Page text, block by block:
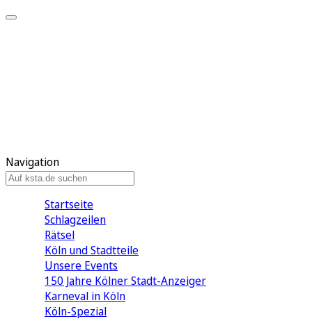
Navigation
Startseite
Schlagzeilen
Rätsel
Köln und Stadtteile
Unsere Events
150 Jahre Kölner Stadt-Anzeiger
Karneval in Köln
Köln-Spezial